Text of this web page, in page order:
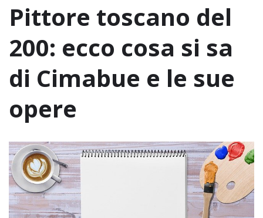
Pittore toscano del
200: ecco cosa si sa
di Cimabue e le sue
opere